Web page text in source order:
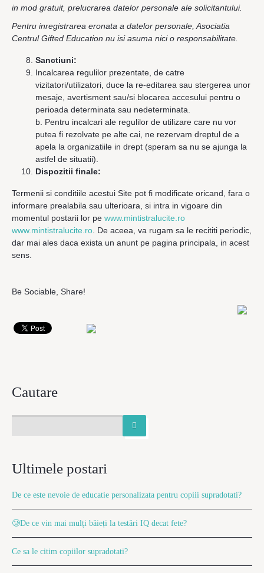
in mod gratuit, prelucrarea datelor personale ale solicitantului.
Pentru inregistrarea eronata a datelor personale, Asociatia
Centrul Gifted Education nu isi asuma nici o responsabilitate.
Sanctiuni:
Incalcarea regulilor prezentate, de catre
vizitatori/utilizatori, duce la re-editarea sau stergerea unor
mesaje, avertisment sau/si blocarea accesului pentru o
perioada determinata sau nedeterminata.
b. Pentru incalcari ale regulilor de utilizare care nu vor
putea fi rezolvate pe alte cai, ne rezervam dreptul de a
apela la organizatiile in drept (speram sa nu se ajunga la
astfel de situatii).
Dispozitii finale:
Termenii si conditiile acestui Site pot fi modificate oricand, fara o
informare prealabila sau ulterioara, si intra in vigoare din
momentul postarii lor pe www.mintistralucite.ro
www.mintistralucite.ro . De aceea, va rugam sa le recititi periodic,
dar mai ales daca exista un anunt pe pagina principala, in acest
sens.
Be Sociable, Share!
Cautare
Ultimele postari
De ce este nevoie de educatie personalizata pentru copiii supradotati?
🥲De ce vin mai mulți băieți la testări IQ decat fete?
Ce sa le citim copiilor supradotati?